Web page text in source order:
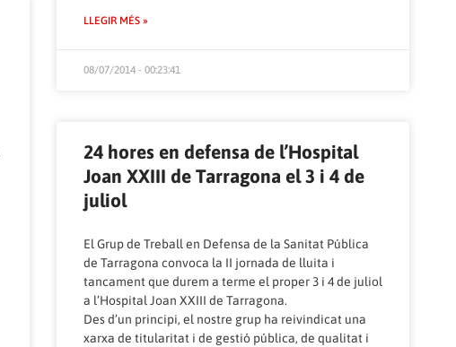
LLEGIR MÉS »
08/07/2014 - 00:23:41
24 hores en defensa de l’Hospital
Joan XXIII de Tarragona el 3 i 4 de
juliol
El Grup de Treball en Defensa de la Sanitat Pública
de Tarragona convoca la II jornada de lluita i
tancament que durem a terme el proper 3 i 4 de juliol
a l’Hospital Joan XXIII de Tarragona.
Des d’un principi, el nostre grup ha reivindicat una
xarxa de titularitat i de gestió pública, de qualitat i